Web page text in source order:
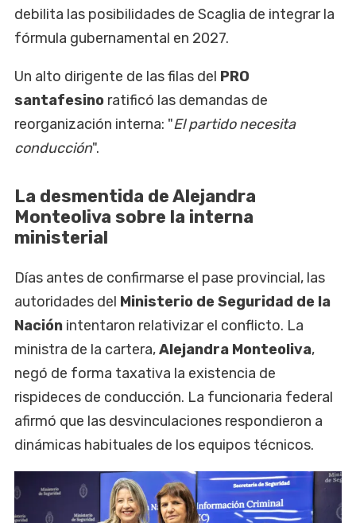
debilita las posibilidades de Scaglia de integrar la
fórmula gubernamental en 2027.
Un alto dirigente de las filas del PRO
santafesino ratificó las demandas de
reorganización interna: "El partido necesita
conducción".
La desmentida de Alejandra
Monteoliva sobre la interna
ministerial
Días antes de confirmarse el pase provincial, las
autoridades del Ministerio de Seguridad de la
Nación intentaron relativizar el conflicto. La
ministra de la cartera,Alejandra Monteoliva,
negó de forma taxativa la existencia de
rispideces de conducción. La funcionaria federal
afirmó que las desvinculaciones respondieron a
dinámicas habituales de los equipos técnicos.